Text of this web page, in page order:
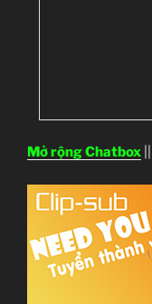
Mở rộng Chatbox